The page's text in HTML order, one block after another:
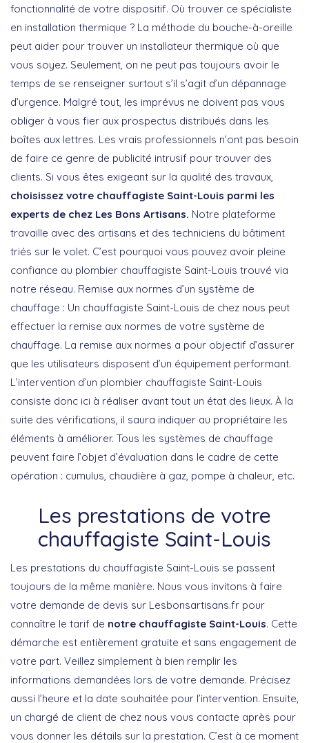
fonctionnalité de votre dispositif. Où trouver ce spécialiste
en installation thermique ? La méthode du bouche-à-oreille
peut aider pour trouver un installateur thermique où que
vous soyez. Seulement, on ne peut pas toujours avoir le
temps de se renseigner surtout s’il s’agit d’un dépannage
d’urgence. Malgré tout, les imprévus ne doivent pas vous
obliger à vous fier aux prospectus distribués dans les
boîtes aux lettres. Les vrais professionnels n’ont pas besoin
de faire ce genre de publicité intrusif pour trouver des
clients. Si vous êtes exigeant sur la qualité des travaux,
choisissez votre chauffagiste Saint-Louis parmi les
experts de chez Les Bons Artisans. Notre plateforme
travaille avec des artisans et des techniciens du bâtiment
triés sur le volet. C’est pourquoi vous pouvez avoir pleine
confiance au plombier chauffagiste Saint-Louis trouvé via
notre réseau. Remise aux normes d’un système de
chauffage : Un chauffagiste Saint-Louis de chez nous peut
effectuer la remise aux normes de votre système de
chauffage. La remise aux normes a pour objectif d’assurer
que les utilisateurs disposent d’un équipement performant.
L’intervention d’un plombier chauffagiste Saint-Louis
consiste donc ici à réaliser avant tout un état des lieux. À la
suite des vérifications, il saura indiquer au propriétaire les
éléments à améliorer. Tous les systèmes de chauffage
peuvent faire l’objet d’évaluation dans le cadre de cette
opération : cumulus, chaudière à gaz, pompe à chaleur, etc.
Les prestations de votre
chauffagiste Saint-Louis
Les prestations du chauffagiste Saint-Louis se passent
toujours de la même manière. Nous vous invitons à faire
votre demande de devis sur Lesbonsartisans.fr pour
connaître le tarif de notre chauffagiste Saint-Louis. Cette
démarche est entièrement gratuite et sans engagement de
votre part. Veillez simplement à bien remplir les
informations demandées lors de votre demande. Précisez
aussi l’heure et la date souhaitée pour l’intervention. Ensuite,
un chargé de client de chez nous vous contacte après pour
vous donner les détails sur la prestation. C’est à ce moment